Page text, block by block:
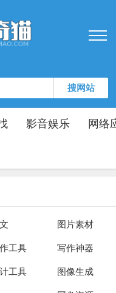
搜网站
影音娱乐 网络
图片素材
工具 写作神器
工具 图像生成